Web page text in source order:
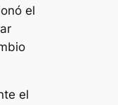
el
el